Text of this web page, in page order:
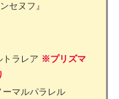
セヌフ』
トラレア ※プリズマ
マルパラレル